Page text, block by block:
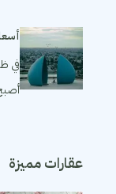
في
عقارات مميزة